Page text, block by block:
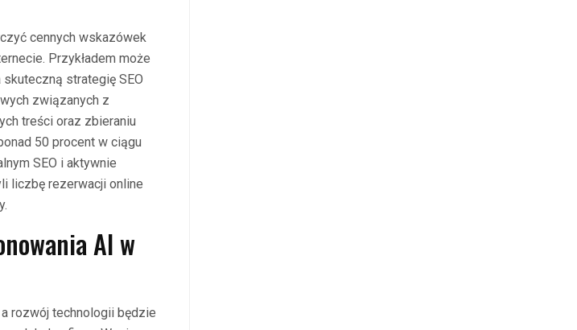
cennych wskazówek
Przykładem może
skuteczną strategię SEO
związanych z
treści oraz zbieraniu
50 procent w ciągu
SEO i aktywnie
liczbę rezerwacji online
AI w
rozwój technologii będzie